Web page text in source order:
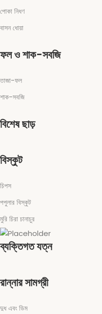
পোকা নিধণ
বাসন ধোয়া
ফল ও শাক-সবজি
তাজা-ফল
শাক-সবজি
বিশেষ ছাড়
বিস্কুট
চিপস
পপুলার বিস্কুট
মুরি চিরা চানাচুর
ব্যক্তিগত যত্ন
রান্নার সামগ্রী
দুধ এবং ডিম